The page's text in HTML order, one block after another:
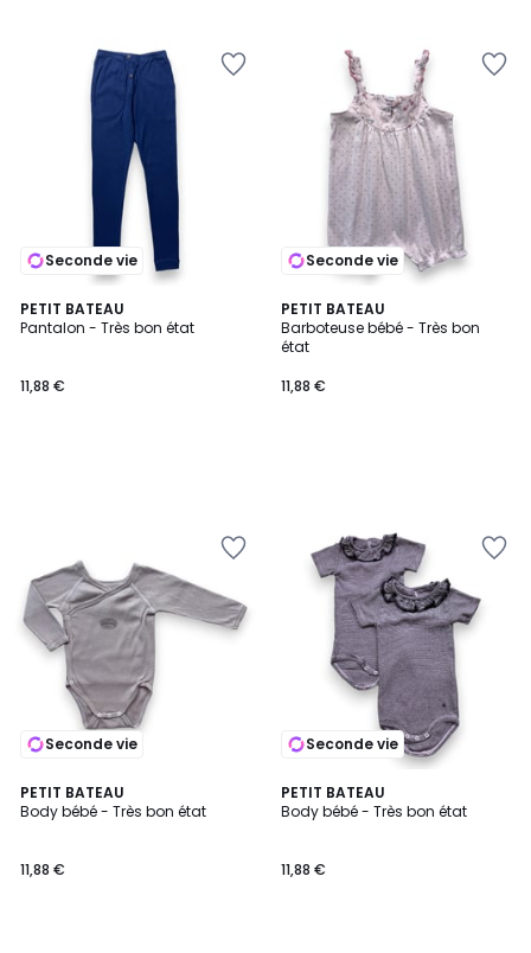
Seconde vie
PETIT BATEAU
Pantalon - Très bon état
11,88 €
Seconde vie
PETIT BATEAU
Barboteuse bébé - Très bon
état
11,88 €
Seconde vie
PETIT BATEAU
Body bébé - Très bon état
11,88 €
Seconde vie
PETIT BATEAU
Body bébé - Très bon état
11,88 €